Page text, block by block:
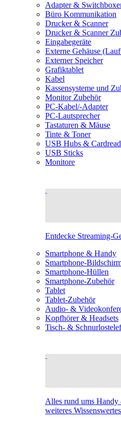
Adapter &
Büro Kommunikation
Drucker & Scanner
Drucker & Scanner
Eingabegeräte
Externe Gehäuse
Externer Speicher
Grafiktablet
Kabel
Kassensysteme und
Monitor Zubehör
PC-Kabel/-Adapter
PC-Lautsprecher
Tastaturen & Mäuse
Tinte & Toner
USB Hubs &
USB Sticks
Monitore
Entdecke Streaming-
Smartphone & Handy
Smartphone-
Smartphone-Hüllen
Smartphone-Zubehör
Tablet
Tablet-Zubehör
Audio- &
Kopfhörer & Headsets
Tisch- &
Alles rund ums Handy
weiteres Wissenswertes